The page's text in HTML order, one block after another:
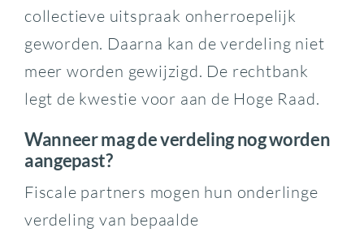
collectieve uitspraak onherroepelijk
geworden. Daarna kan de verdeling niet
meer worden gewijzigd. De rechtbank
legt de kwestie voor aan de Hoge Raad.
Wanneer mag de verdeling nog worden
aangepast?
Fiscale partners mogen hun onderlinge
verdeling van bepaalde